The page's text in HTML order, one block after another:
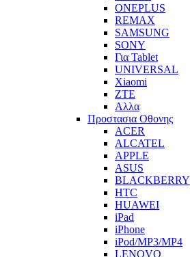
ONEPLUS
REMAX
SAMSUNG
SONY
Για Tablet
UNIVERSAL
Xiaomi
ZTE
Αλλα
Προστασια Οθονης
ACER
ALCATEL
APPLE
ASUS
BLACKBERRY
HTC
HUAWEI
iPad
iPhone
iPod/MP3/MP4
LENOVO